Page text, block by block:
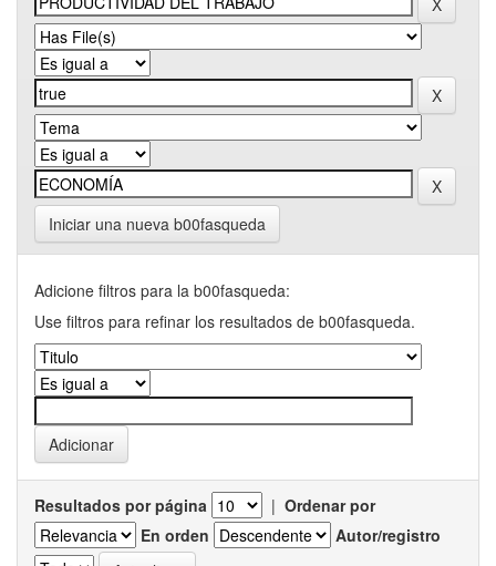
Iniciar una nueva b00fasqueda
Adicione filtros para la b00fasqueda:
Use filtros para refinar los resultados de b00fasqueda.
Resultados por página | Ordenar por
En orden
Autor/registro